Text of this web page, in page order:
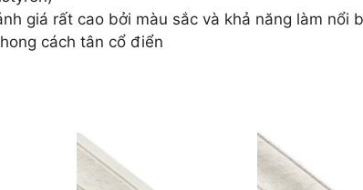
giá rất cao bởi màu sắc và khả năng làm nổi
cách tân cổ điển